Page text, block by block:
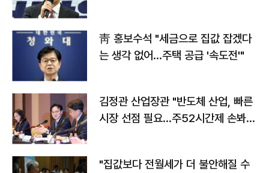
靑 홍보수석 "세금으로 집값 잡겠다
는 생각 없어…주택 공급 '속도전'"
김정관 산업장관 "반도체 산업, 빠른
시장 선점 필요…주52시간제 손봐
"집값보다 전월세가 더 불안해질 수